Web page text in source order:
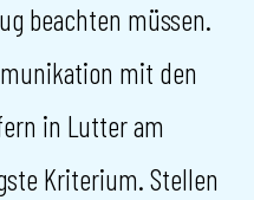
beachten müssen.
mit den
in Lutter am
Kriterium. Stellen